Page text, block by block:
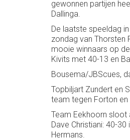
gewonnen partijen
Dallinga.
De laatste speeldag
zondag van Thorsten
mooie winnaars op
Kivits met 40-13 en
Bousema/JBScues,
Topbiljart Zundert en
team tegen Forton en
Team Eekhoorn sloot
Dave Christiani: 40-
Hermans.